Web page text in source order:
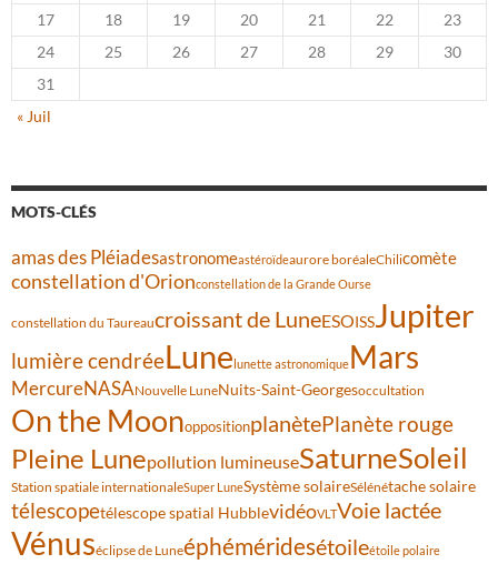
17 18 19 20 21 22
23
24
25 26 27 28 29
30
31
« Juil
MOTS-CLÉS
amas des Pléiadesastronomeastéroïdeaurore boréaleChilicomète
constellation d'Orionconstellation de la Grande Ourse
constellation du Taureaucroissant de LuneESOISSJupiter
lumière cendréeLune lunette astronomiqueMars
MercureNASANouvelle LuneNuits-Saint-Georgesoccultation
On the MoonoppositionplanètePlanète rouge
Pleine Lunepollution lumineuseSaturneSoleil
Station spatiale internationaleSuper LuneSystème solaireSélénétache solaire
télescopetélescope spatial HubblevidéoVLTVoie lactée
Vénuséclipse de Luneéphéméridesétoileétoile polaire